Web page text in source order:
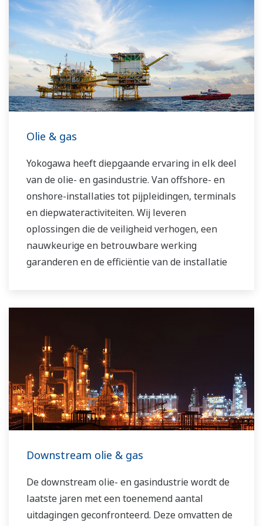
de CO2-uitstoot en de bedrijfskosten.
Yokogawa ondersteunt een breed scala aan
waterbesturingstoepassingen in
zowel waterschappen als de industriële
watermarkt. Met onze toonaangevende
technologieën, betrouwbare producten,
waterprojecten over de hele wereld, werken wij
te bieden die uw bedrijf een impuls geven en
waarde toevoegen gedurende de gehele
levenscyclus van de installatie.
Olie & gas
Yokogawa heeft diepgaande ervaring in elk deel
van de olie- en gasindustrie. Van offshore- en
onshore-installaties tot pijpleidingen, terminals
en diepwateractiviteiten. Wij leveren
oplossingen die de veiligheid verhogen, een
nauwkeurige en betrouwbare werking
garanderen en de efficiëntie van de installatie
Downstream olie & gas
De downstream olie- en gasindustrie wordt de
laatste jaren met een toenemend aantal
uitdagingen geconfronteerd. Deze omvatten de